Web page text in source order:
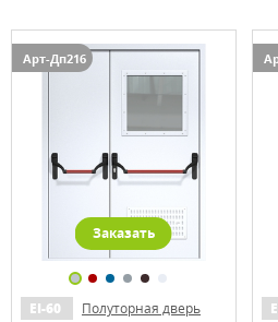
Арт-Дп216
Заказать
EI-60 Полуторная дверь